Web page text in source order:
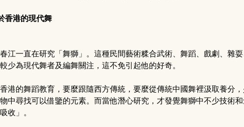
香港的現代舞
江一直在研究「舞獅」。這種民間藝術糅合武術、舞蹈、戲劇、雜
少為現代舞者及編舞關注，這不免引起他的好奇。
港的舞蹈教育，要麼跟隨西方傳統，要麼從傳統中國舞裡汲取養分
中尋找可以借鑒的元素。而當他潛心研究，才發覺舞獅中不少技術
收」。